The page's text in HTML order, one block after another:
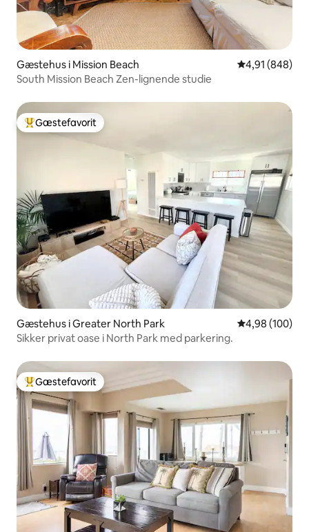
Gæstehus i Mission Beach 4,91 ud af 5 i
4,91 (848)
South Mission Beach Zen-lignende studie
Bedste gæstefavorit
Gæstefavorit
Gæstehus i Greater North Park 4,98 ud af 5 i
4,98 (100)
Sikker privat oase i North Park med parkering.
Bedste gæstefavorit
Gæstefavorit